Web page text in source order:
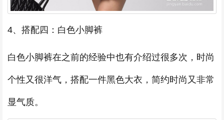
4、搭配四：白色小脚裤
白色小脚裤在之前的经验中也有介绍过很多次，时尚
个性又很洋气，搭配一件黑色大衣，简约时尚又非常
显气质。